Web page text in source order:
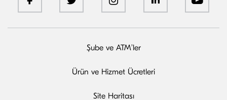
Şube veATM’ler
Ürün ve Hizmet Ücretleri
SiteHaritası